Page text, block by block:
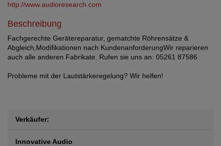
http://www.audioresearch.com
Beschreibung
Fachgerechte Gerätereparatur, gematchte Röhrensätze &
Abgleich,Modifikationen nach KundenanforderungWir reparieren
auch alle anderen Fabrikate. Rufen sie uns an: 05261 87586
Probleme mit der Lautstärkeregelung? Wir helfen!
Verkäufer:
Innovative Audio